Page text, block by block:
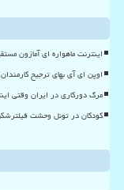
اینترنت ماهواره ای آمازون
اوپن ای آی بهای ترجیح
مرگ دورکاری در ایران وقتی
کودکان در تونل وحشت